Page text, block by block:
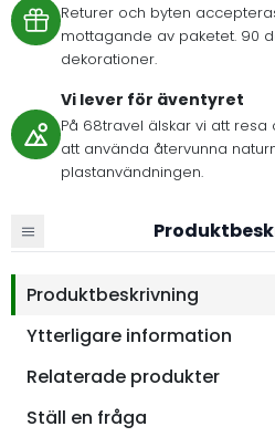
Returer och byten
mottagande av paketet. 90
dekorationer.
Vi lever för äventyret
På 68travel älskar vi att
att använda återvunna
plastanvändningen.
Produktbeskrivning
Ytterligare information
Relaterade produkter
Ställ en fråga